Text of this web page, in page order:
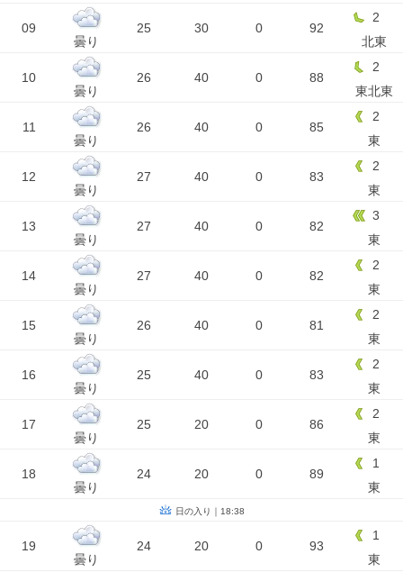
09
曇り
25 30 0 92
2
北東
10
曇り
26 40 0 88
2
東北東
11
曇り
26 40 0 85
2
東
12
曇り
27 40 0 83
2
東
13
曇り
27 40 0 82
3
東
14
曇り
27 40 0 82
2
東
15
曇り
26 40 0 81
2
東
16
曇り
25 40 0 83
2
東
17
曇り
25 20 0 86
2
東
18
曇り
24 20 0 89
1
東
日の入り｜18:38
19
曇り
24 20 0 93
1
東